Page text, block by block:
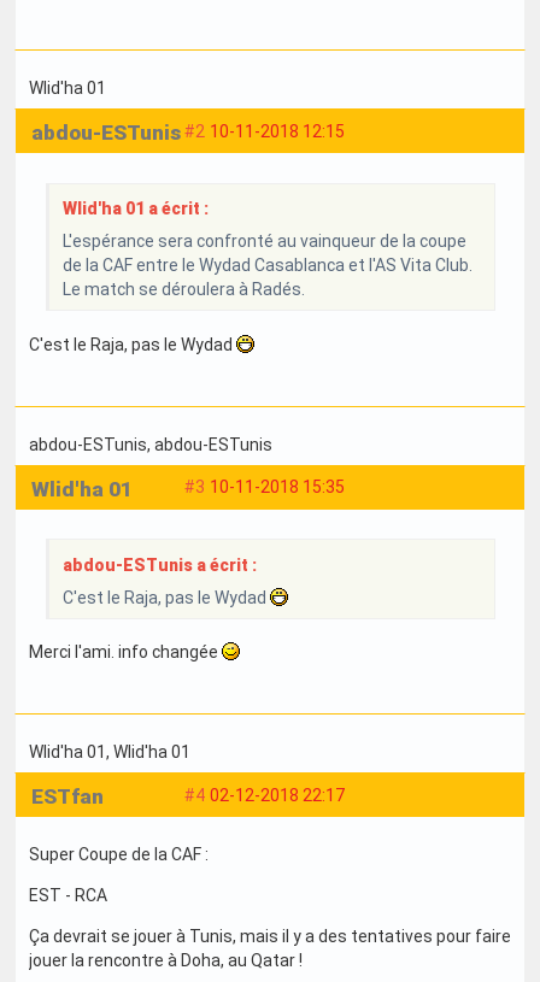
Wlid'ha 01
#2 10-11-2018 12:15
abdou-ESTunis
Wlid'ha 01 a écrit :
L'espérance sera confronté au vainqueur de la coupe
de la CAF entre le Wydad Casablanca et l'AS Vita Club.
Le match se déroulera à Radés.
C'est le Raja, pas le Wydad
abdou-ESTunis, abdou-ESTunis
#3 10-11-2018 15:35
Wlid'ha 01
abdou-ESTunis a écrit :
C'est le Raja, pas le Wydad
Merci l'ami. info changée
Wlid'ha 01, Wlid'ha 01
#4 02-12-2018 22:17
ESTfan
Super Coupe de la CAF :
EST - RCA
Ça devrait se jouer à Tunis, mais il y a des tentatives pour faire
jouer la rencontre à Doha, au Qatar !